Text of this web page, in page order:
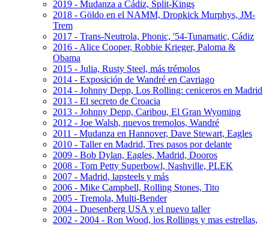
2019 - Mudanza a Cádiz, Split-Kings
2018 - Göldo en el NAMM, Dropkick Murphys, JM-
Trem
2017 - Trans-Neutrola, Phonic, '54-Tunamatic, Cádiz
2016 - Alice Cooper, Robbie Krieger, Paloma &
Obama
2015 - Julia, Rusty Steel, más trémolos
2014 - Exposición de Wandré en Cavriago
2014 - Johnny Depp, Los Rolling: ceniceros en Madrid
2013 - El secreto de Croacia
2013 - Johnny Depp, Caribou, El Gran Wyoming
2012 - Joe Walsh, nuevos tremolos, Wandré
2011 - Mudanza en Hannover, Dave Stewart, Eagles
2010 - Taller en Madrid, Tres pasos por delante
2009 - Bob Dylan, Eagles, Madrid, Dooros
2008 - Tom Petty Superbowl, Nashville, PLEK
2007 - Madrid, lapsteels y más
2006 - Mike Campbell, Rolling Stones, Tito
2005 - Tremola, Multi-Bender
2004 - Duesenberg USA y el nuevo taller
2002 - 2004 - Ron Wood, los Rollings y mas estrellas,